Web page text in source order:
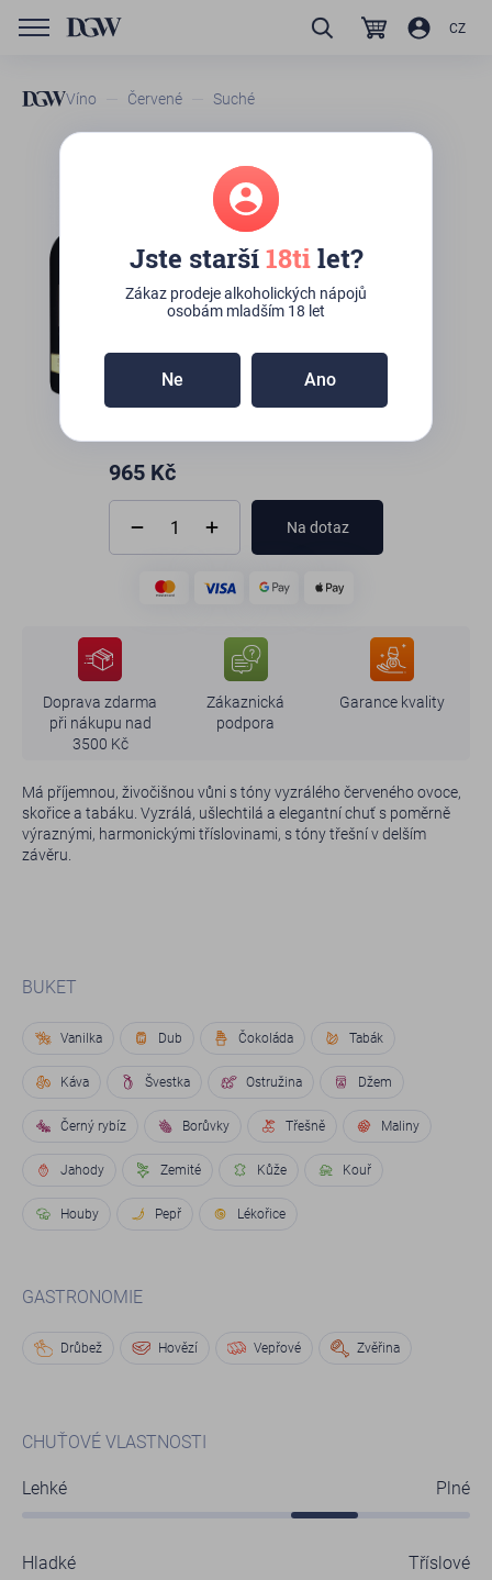
CZ
Víno Červené Suché
Villa Poggio Salvi Brunello di
Montalcino
Na dotaz
965 Kč
Na dotaz
Doprava zdarma
při nákupu nad
3500 Kč
Zákaznická
podpora
Garance kvality
Má příjemnou, živočišnou vůni s tóny vyzrálého červeného ovoce,
skořice a tabáku. Vyzrálá, ušlechtilá a elegantní chuť s poměrně
výraznými, harmonickými tříslovinami, s tóny třešní v delším
závěru.
BUKET
Vanilka Dub Čokoláda Tabák
Káva Švestka Ostružina Džem
Černý rybíz Borůvky Třešně Maliny
Jahody Zemité Kůže Kouř
Houby Pepř Lékořice
GASTRONOMIE
Drůbež Hovězí Vepřové Zvěřina
CHUŤOVÉ VLASTNOSTI
Lehké Plné
Hladké Tříslové
Jste starší18tilet?
Zákaz prodeje alkoholických nápojů
osobám mladším 18 let
Ne Ano